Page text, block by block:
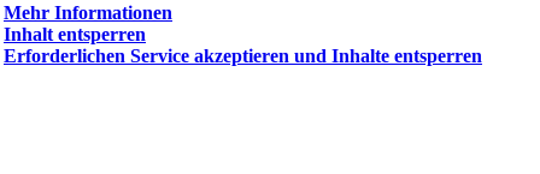
Mehr Informationen
Inhalt entsperren
Erforderlichen Service akzeptieren und Inhalte entsperren